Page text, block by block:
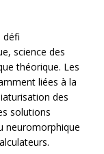
défi
science des
théorique. Les
liées à la
des
solutions
neuromorphique